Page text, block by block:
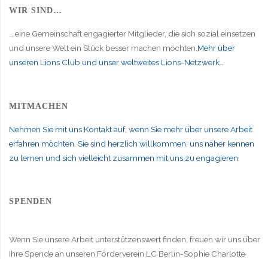
WIR SIND…
… eine Gemeinschaft engagierter Mitglieder, die sich sozial einsetzen
und unsere Welt ein Stück besser machen möchten.Mehr über
unseren Lions Club und unser weltweites Lions-Netzwerk…
MITMACHEN
Nehmen Sie mit uns Kontakt auf, wenn Sie mehr über unsere Arbeit
erfahren möchten. Sie sind herzlich willkommen, uns näher kennen
zu lernen und sich vielleicht zusammen mit uns zu engagieren.
SPENDEN
Wenn Sie unsere Arbeit unterstützenswert finden, freuen wir uns über
Ihre Spende an unseren Förderverein LC Berlin-Sophie Charlotte